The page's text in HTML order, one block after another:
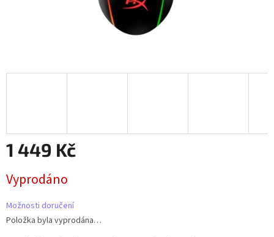
1 449 Kč
cena:
Vyprodáno
Možnosti doručení
Položka byla vyprodána…